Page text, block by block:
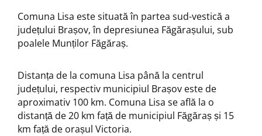
Comuna Lisa este situată în partea sud-vestică a
județului Brașov, în depresiunea Făgărașului, sub
poalele Munților Făgăraș.
Distanța de la comuna Lisa până la centrul
județului, respectiv municipiul Brașov este de
aproximativ 100 km. Comuna Lisa se află la o
distanță de 20 km față de municipiul Făgăraș și 15
km față de orașul Victoria.